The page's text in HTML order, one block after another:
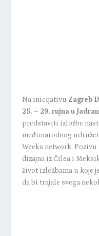
Na inicijativu Zagreb
25. – 29. rujna u
predstaviti izložbe
međunarodnog
Weeks network. Pozivu
dizajna iz Čilea i
život izložbama u koje
da bi trajale svega